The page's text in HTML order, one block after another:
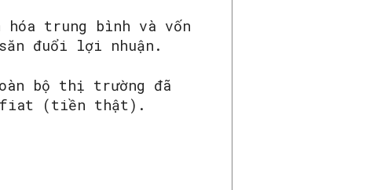
hóa trung bình và vốn
đuổi lợi nhuận.
bộ thị trường đã
fiat (tiền thật).